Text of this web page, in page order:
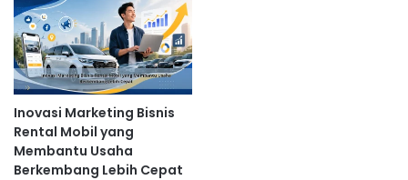
Inovasi Marketing Bisnis
Rental Mobil yang
Membantu Usaha
Berkembang Lebih Cepat